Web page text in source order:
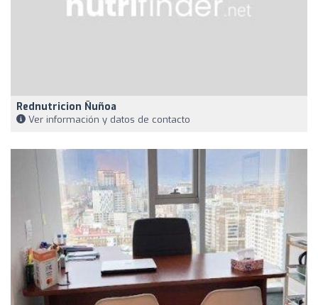
Rednutricion Ñuñoa
Ver información y datos de contacto